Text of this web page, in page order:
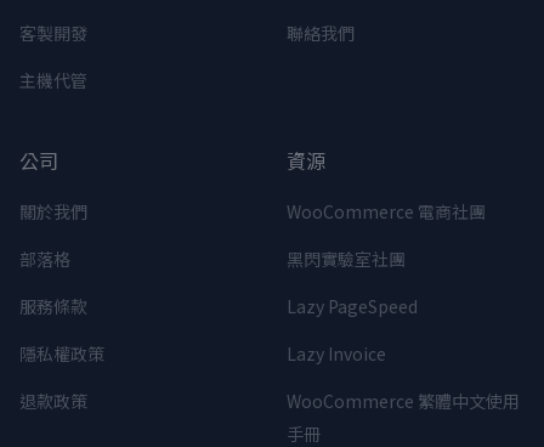
客製開發
主機代管
聯絡我們
公司
關於我們
部落格
服務條款
隱私權政策
退款政策
資源
WooCommerce 電商社團
黑閃實驗室社團
Lazy PageSpeed
Lazy Invoice
WooCommerce 繁體中文使用
手冊